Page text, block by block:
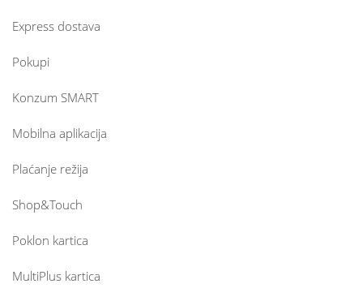
Express dostava
Pokupi
Konzum SMART
Mobilna aplikacija
Plaćanje režija
Shop&Touch
Poklon kartica
MultiPlus kartica